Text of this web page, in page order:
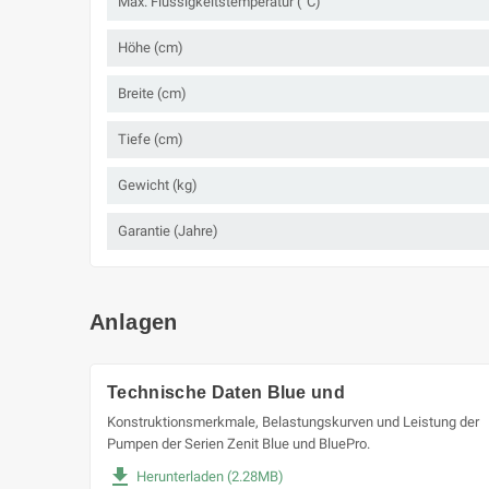
Höhe (cm)
Breite (cm)
Tiefe (cm)
Gewicht (kg)
Garantie (Jahre)
Anlagen
Technische Daten Blue und
Konstruktionsmerkmale, Belastungskurven und Leistung der
Pumpen der Serien Zenit Blue und BluePro.
file_download Herunterladen (2.28MB)